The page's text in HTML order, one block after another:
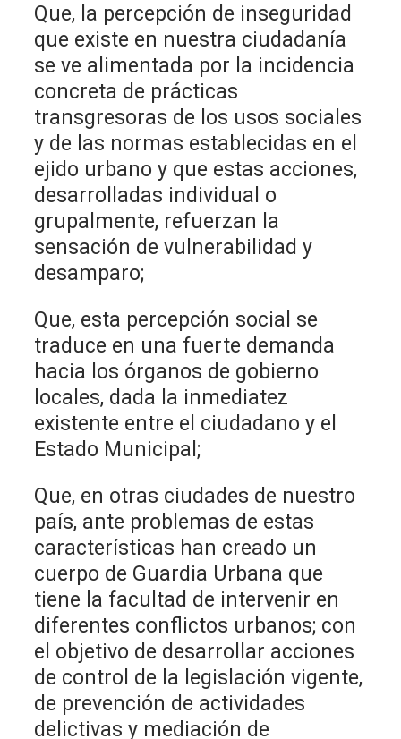
Que, la percepción de inseguridad
que existe en nuestra ciudadanía
se ve alimentada por la incidencia
concreta de prácticas
transgresoras de los usos sociales
y de las normas establecidas en el
ejido urbano y que estas acciones,
desarrolladas individual o
grupalmente, refuerzan la
sensación de vulnerabilidad y
desamparo;
Que, esta percepción social se
traduce en una fuerte demanda
hacia los órganos de gobierno
locales, dada la inmediatez
existente entre el ciudadano y el
Estado Municipal;
Que, en otras ciudades de nuestro
país, ante problemas de estas
características han creado un
cuerpo de Guardia Urbana que
tiene la facultad de intervenir en
diferentes conflictos urbanos; con
el objetivo de desarrollar acciones
de control de la legislación vigente,
de prevención de actividades
delictivas y mediación de